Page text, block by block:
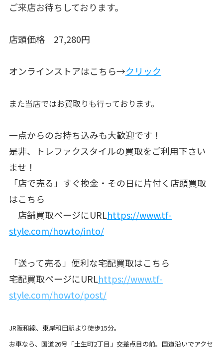
ご来店お待ちしております。
店頭価格 27,280円
オンラインストアはこちら→クリック
また当店ではお買取りも行っております。
一点からのお持ち込みも大歓迎です！
是非、トレファクスタイルの買取をご利用下さい
ませ！
「店で売る」すぐ換金・その日に片付く店頭買取
はこちら
店舗買取ページにURLhttps://www.tf-
style.com/howto/into/
「送って売る」便利な宅配買取はこちら
宅配買取ページにURLhttps://www.tf-
style.com/howto/post/
JR阪和線、東岸和田駅より徒歩15分。
お車なら、国道26号「土生町2丁目」交差点目の前。 国道沿いでアクセ